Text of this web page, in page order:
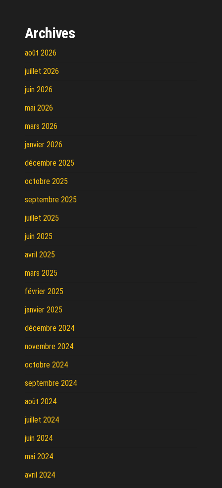
Archives
août 2026
juillet 2026
juin 2026
mai 2026
mars 2026
janvier 2026
décembre 2025
octobre 2025
septembre 2025
juillet 2025
juin 2025
avril 2025
mars 2025
février 2025
janvier 2025
décembre 2024
novembre 2024
octobre 2024
septembre 2024
août 2024
juillet 2024
juin 2024
mai 2024
avril 2024